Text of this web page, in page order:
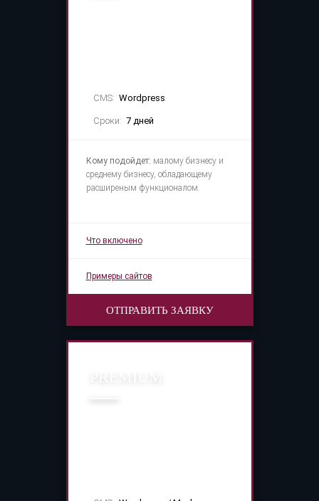
CMS: Wordpress
Сроки: 7 дней
Кому подойдет: малому бизнесу и
среднему бизнесу, обладающему
расширеным функционалом.
Что включено
Примеры сайтов
ОТПРАВИТЬ ЗАЯВКУ